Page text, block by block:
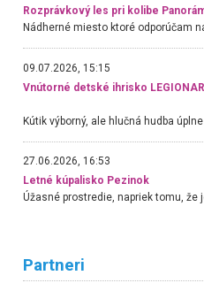
Rozprávkový les pri kolibe
09.07.2026, 15:15
Vnútorné detské ihrisko
27.06.2026, 16:53
Letné kúpalisko Pezinok
Partneri